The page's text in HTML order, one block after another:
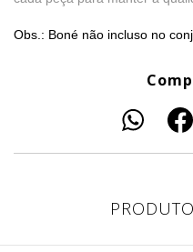
Obs.: Boné não incluso no